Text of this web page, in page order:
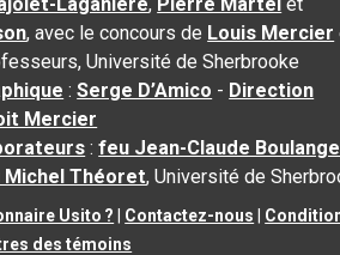
, avec le concours de Louis Mercier
Université de Sherbrooke
:Serge D’Amico - Direction
Mercier
:feu Jean-Claude
Michel Théoret, Université de
Usito ? Contactez-nous
des témoins